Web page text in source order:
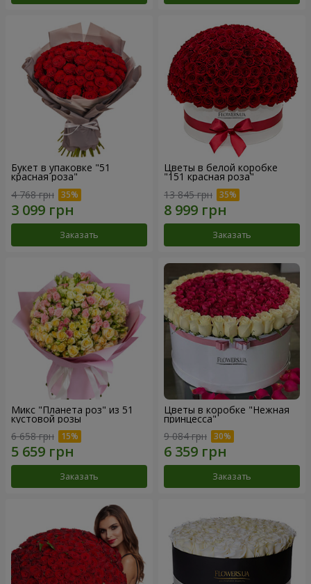
Букет в упаковке "51
красная роза"
4 768 грн
Заказать
Цветы в белой коробке
"151 красная роза"
13 845 грн
Заказать
Микс "Планета роз" из 51
кустовой розы
6 658 грн
Заказать
Цветы в коробке "Нежная
принцесса"
9 084 грн
Заказать